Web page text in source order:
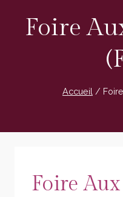
Foire
Accueil /
Foire